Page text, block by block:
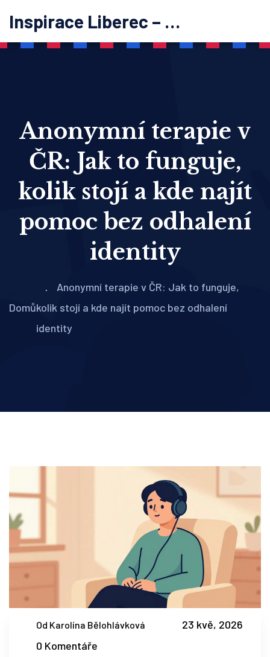
Inspirace Liberec – psychoterapie
Anonymní terapie v
ČR: Jak to funguje,
kolik stojí a kde najít
pomoc bez odhalení
identity
Domů
Anonymní terapie v ČR: Jak to funguje,
kolik stojí a kde najít pomoc bez odhalení
identity
Od Karolína Bělohlávková
23 kvě, 2026
0 Komentáře